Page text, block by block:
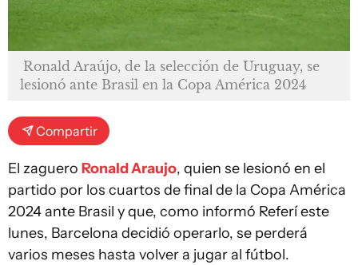
Ronald Araújo, de la selección de Uruguay, se
lesionó ante Brasil en la Copa América 2024
Compartir
El zaguero Ronald Araujo, quien se lesionó en el
partido por los cuartos de final de la Copa América
2024 ante Brasil y que, como informó Referí este
lunes, Barcelona decidió operarlo, se perderá
varios meses hasta volver a jugar al fútbol.